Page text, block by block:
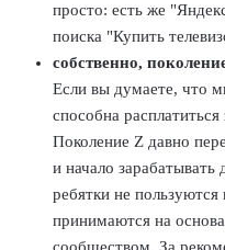
просто: есть же
поиска "Купить
собственно,
Если вы думаете, что
способна
Поколение Z давно
и начало зарабатывать
ребятки не
принимаются на